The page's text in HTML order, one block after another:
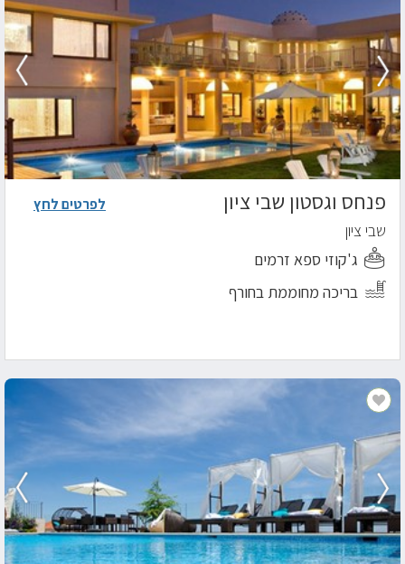
פנחס וגסטון שבי ציון
שבי ציון
ג'קוזי ספא זרמים
בריכה מחוממת בחורף
לפרטים לחץ